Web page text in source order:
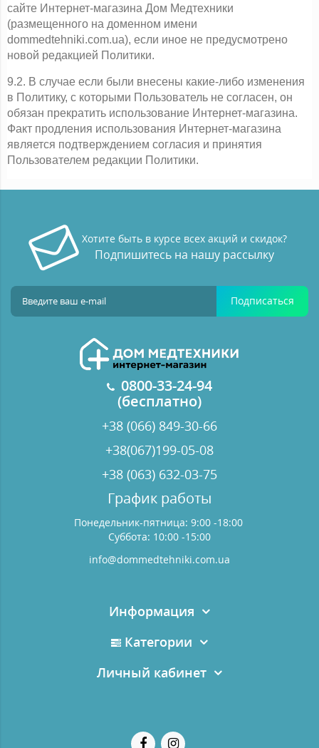
сайте Интернет-магазина Дом Медтехники
(размещенного на доменном имени
dommedtehniki.com.ua), если иное не предусмотрено
новой редакцией Политики.
9.2. В случае если были внесены какие-либо изменения
в Политику, с которыми Пользователь не согласен, он
обязан прекратить использование Интернет-магазина.
Факт продления использования Интернет-магазина
является подтверждением согласия и принятия
Пользователем редакции Политики.
Хотите быть в курсе всех акций и скидок?
Подпишитесь на нашу рассылку
Подписаться
0800-33-24-94
(бесплатно)
+38 (066) 849-30-66
+38(067)199-05-08
+38 (063) 632-03-75
График работы
Понедельник-пятница: 9:00 -18:00
Суббота: 10:00 -15:00
info@dommedtehniki.com.ua
Информация
Категории
Личный кабинет